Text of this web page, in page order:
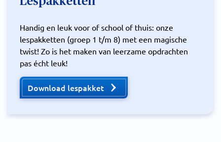
Handig en leuk voor of school of thuis: onze
lespakketten (groep 1 t/m 8) met een magische
twist! Zo is het maken van leerzame opdrachten
pas écht leuk!
Download lespakket